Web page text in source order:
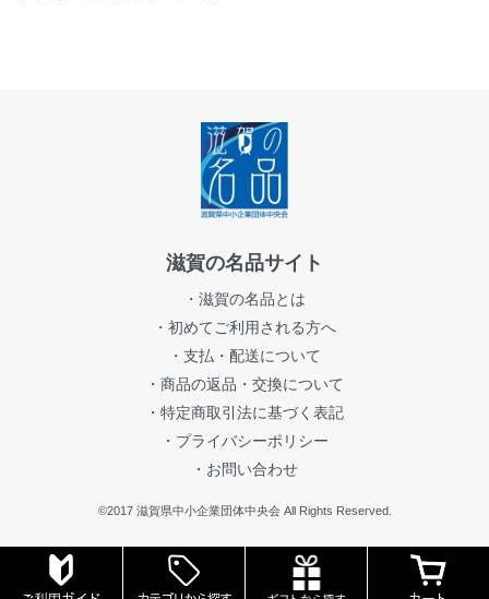
滋賀の名品サイト
・滋賀の名品とは
・初めてご利用される方へ
・支払・配送について
・商品の返品・交換について
・特定商取引法に基づく表記
・プライバシーポリシー
・お問い合わせ
©2017 滋賀県中小企業団体中央会 All Rights Reserved.